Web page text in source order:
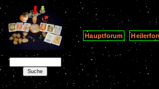
Hauptforum